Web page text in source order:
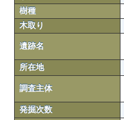
樹種
木取り
遺跡名
所在地
調査主体
発掘次数